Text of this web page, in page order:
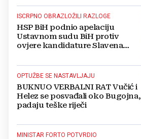
ISCRPNO OBRAZLOŽILI RAZLOGE
HSP BiH podnio apelaciju
Ustavnom sudu BiH protiv
ovjere kandidature Slavena
OPTUŽBE SE NASTAVLJAJU
BUKNUO VERBALNI RAT Vučić i
Helez se posvađali oko Bugojna,
padaju teške riječi
MINISTAR FORTO POTVRDIO